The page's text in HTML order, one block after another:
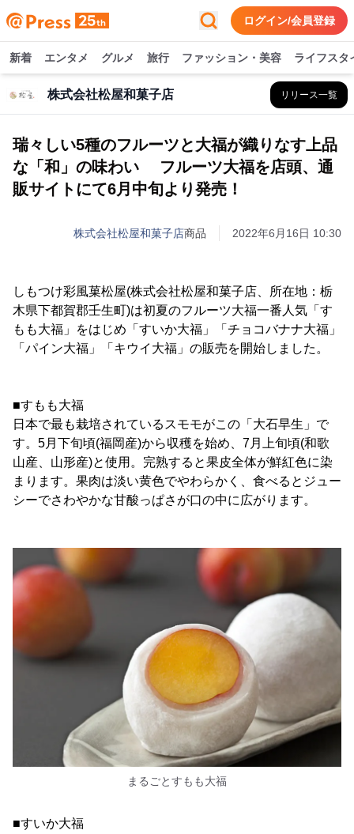
ログイン/会員登録
新着 エンタメ グルメ 旅行 ファッション・美容 ライフスタ
株式会社松屋和菓子店 リリース一覧
瑞々しい5種のフルーツと大福が織りなす上品
な「和」の味わい フルーツ大福を店頭、通
販サイトにて6月中旬より発売！
株式会社松屋和菓子店商品 2022年6月16日 10:30
しもつけ彩風菓松屋(株式会社松屋和菓子店、所在地：栃
木県下都賀郡壬生町)は初夏のフルーツ大福一番人気「す
もも大福」をはじめ「すいか大福」「チョコバナナ大福」
「パイン大福」「キウイ大福」の販売を開始しました。
■すもも大福
日本で最も栽培されているスモモがこの「大石早生」で
す。5月下旬頃(福岡産)から収穫を始め、7月上旬頃(和歌
山産、山形産)と使用。完熟すると果皮全体が鮮紅色に染
まります。果肉は淡い黄色でやわらかく、食べるとジュー
シーでさわやかな甘酸っぱさが口の中に広がります。
まるごとすもも大福
■すいか大福